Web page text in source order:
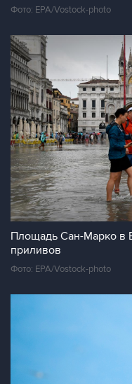
Фото: EPA/Vostock-photo
Площадь Сан-Марко в
приливов
Фото: EPA/Vostock-photo